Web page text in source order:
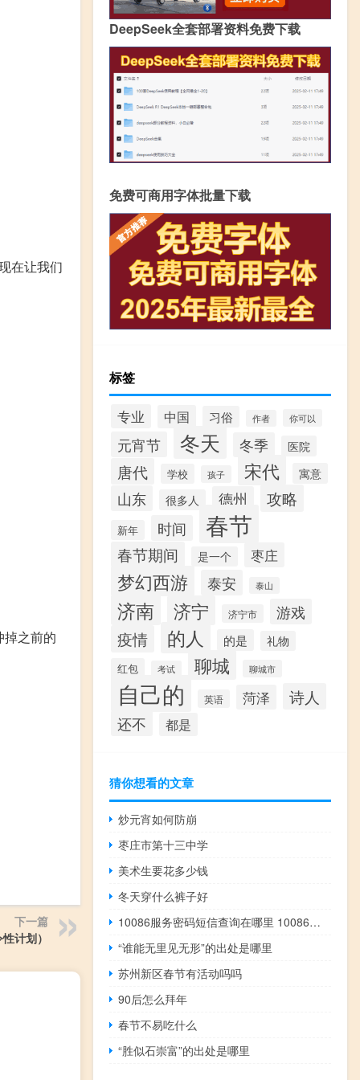
在让我们
之前的
下一篇
计划）
DeepSeek全套部署资料免费下载
免费可商用字体批量下载
标签
专业 中国 习俗 作者 你可以
元宵节 冬天 冬季 医院
唐代 学校 孩子 宋代 寓意
山东 很多人 德州 攻略
新年 时间 春节
春节期间 是一个 枣庄
梦幻西游 泰安 泰山
济南 济宁 济宁市 游戏
疫情 的人 的是
礼物
红包
考试 聊城 聊城市
自己的 英语 菏泽 诗人
还不 都是
猜你想看的文章
炒元宵如何防崩
枣庄市第十三中学
美术生要花多少钱
冬天穿什么裤子好
10086服务密码短信查询在哪里 10086服务密码短信查询
“谁能无里见无形”的出处是哪里
苏州新区春节有活动吗吗
90后怎么拜年
春节不易吃什么
“胜似石崇富”的出处是哪里